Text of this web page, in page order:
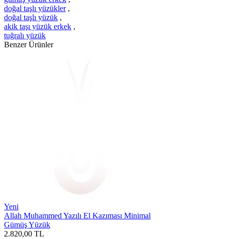
doğal taşlı yüzükler ,
doğal taşlı yüzük ,
akik taşı yüzük erkek ,
tuğralı yüzük
Benzer Ürünler
Yeni
Allah Muhammed Yazılı El Kazıması Minimal
Gümüş Yüzük
2.820,00 TL